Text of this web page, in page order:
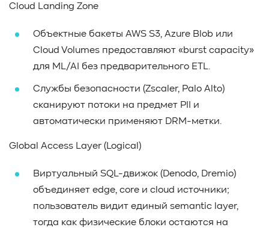
Cloud Landing Zone
Объектные бакеты AWS S3, Azure Blob или
Cloud Volumes предоставляют «burst capacity»
для ML/AI без предварительного ETL.
Службы безопасности (Zscaler, Palo Alto)
сканируют потоки на предмет PII и
автоматически применяют DRM-метки.
Global Access Layer (Logical)
Виртуальный SQL-движок (Denodo, Dremio)
объединяет edge, core и cloud источники;
пользователь видит единый semantic layer,
тогда как физические блоки остаются на